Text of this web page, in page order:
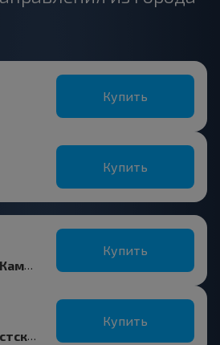
Купить
Купить
Дмитровичи, Каменецкий р-н БРЕСТСКАЯ ОБЛ.
Купить
Хабы Пов, Брестский р-н БРЕСТСКАЯ ОБЛ. Беларусь
Купить